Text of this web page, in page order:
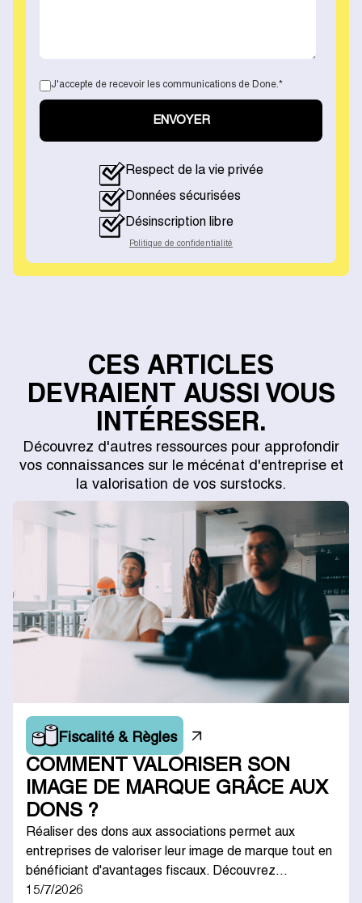
J'accepte de recevoir les communications de Done. *
Respect de la vie privée
Données sécurisées
Désinscription libre
Politique de confidentialité
CES ARTICLES
DEVRAIENT AUSSI VOUS
INTÉRESSER.
Découvrez d'autres ressources pour approfondir
vos connaissances sur le mécénat d'entreprise et
la valorisation de vos surstocks.
Fiscalité & Règles
COMMENT VALORISER SON
IMAGE DE MARQUE GRÂCE AUX
DONS ?
Réaliser des dons aux associations permet aux
entreprises de valoriser leur image de marque tout en
bénéficiant d'avantages fiscaux. Découvrez…
15/7/2026